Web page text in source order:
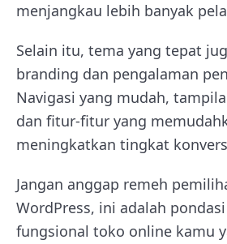
menjangkau lebih banyak
Selain itu, tema yang tepat
branding dan pengalaman
Navigasi yang mudah,
dan fitur-fitur yang
meningkatkan tingkat
Jangan anggap remeh
WordPress, ini adalah
fungsional toko online kamu